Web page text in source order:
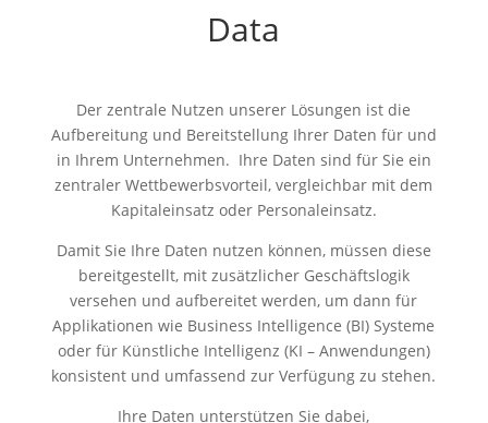
Data
Der zentrale Nutzen unserer Lösungen ist die
Aufbereitung und Bereitstellung Ihrer Daten für und
in Ihrem Unternehmen. Ihre Daten sind für Sie ein
zentraler Wettbewerbsvorteil, vergleichbar mit dem
Kapitaleinsatz oder Personaleinsatz.
Damit Sie Ihre Daten nutzen können, müssen diese
bereitgestellt, mit zusätzlicher Geschäftslogik
versehen und aufbereitet werden, um dann für
Applikationen wie Business Intelligence (BI) Systeme
oder für Künstliche Intelligenz (KI – Anwendungen)
konsistent und umfassend zur Verfügung zu stehen.
Ihre Daten unterstützen Sie dabei,